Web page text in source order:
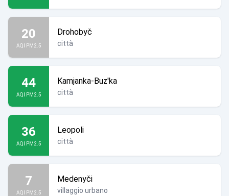
20
AQI PM2.5
Drohobyč
città
44
AQI PM2.5
Kamjanka-Buz'ka
città
36
AQI PM2.5
Leopoli
città
7
AQI PM2.5
Medenyči
villaggio urbano